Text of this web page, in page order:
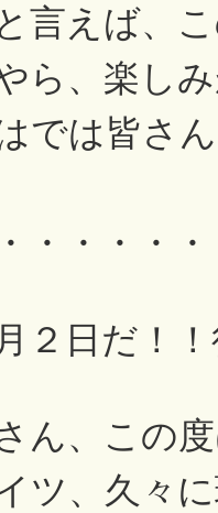
言えば、
ら、楽し
では皆さ
・・・・
２日だ！
ん、この
ツ、久々